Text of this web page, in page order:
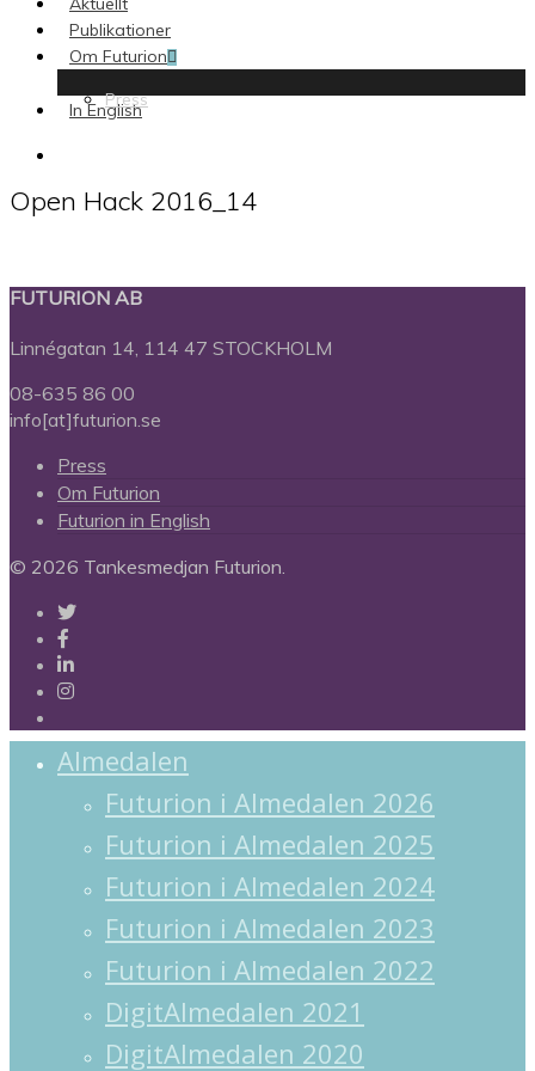
Publikationer
Om Futurion
Press
In English
Open Hack 2016_14
FUTURION AB
Linnégatan 14, 114 47 STOCKHOLM
08-635 86 00
info[at]futurion.se
Press
Om Futurion
Futurion in English
© 2026 Tankesmedjan Futurion.
twitter
facebook
linkedin
instagram
Almedalen
Futurion i Almedalen 2026
Futurion i Almedalen 2025
Futurion i Almedalen 2024
Futurion i Almedalen 2023
Futurion i Almedalen 2022
DigitAlmedalen 2021
DigitAlmedalen 2020